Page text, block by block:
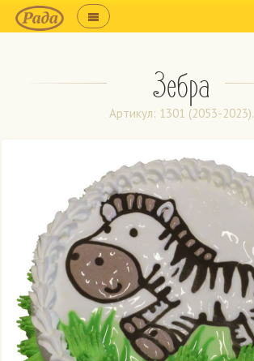
Зебра
Артикул: 1301 (2053-2023).